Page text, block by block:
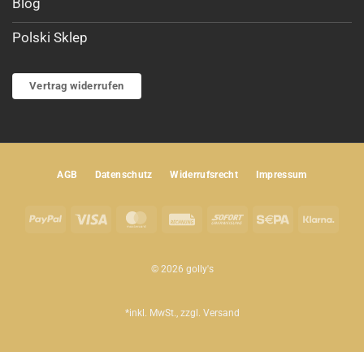
Blog
Polski Sklep
Vertrag widerrufen
AGB Datenschutz Widerrufsrecht Impressum
PayPal Visa MasterCardRechungSofort Sepa
© 2026 golly's
*inkl. MwSt., zzgl. Versand